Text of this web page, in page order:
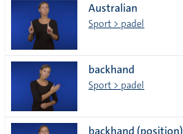
Australian
Sport > padel
backhand
Sport > padel
backhand (position)